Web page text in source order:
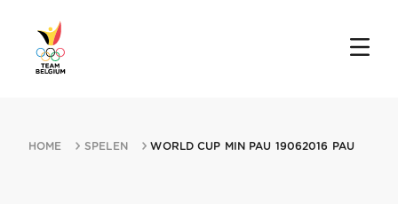
HOME SPELEN WORLD CUP MIN PAU 19062016 PAU